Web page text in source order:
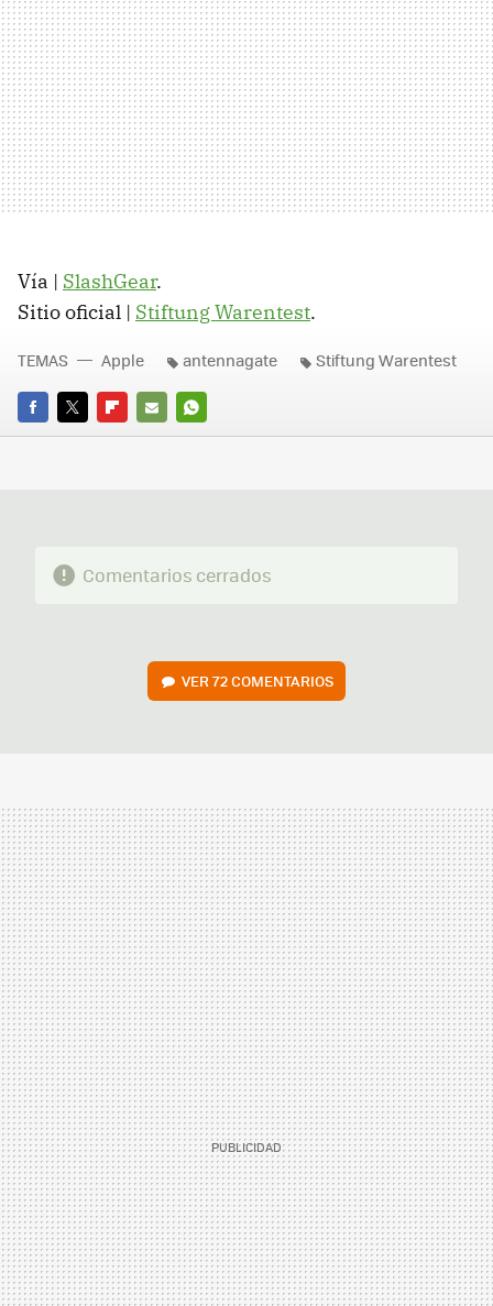
Vía | SlashGear.
Sitio oficial | Stiftung Warentest.
FACEBOOK
TWITTERFLIPBOARD
E-
WHATSAPP
TEMAS Apple antennagate Stiftung Warentest
Comentarios cerrados
VER 72 COMENTARIOS